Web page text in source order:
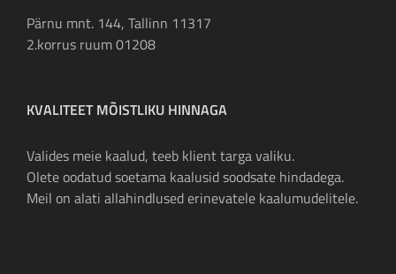
Pärnu mnt. 144, Tallinn 11317
2.korrus ruum 01208
KVALITEET MÕISTLIKU HINNAGA
Valides meie kaalud, teeb klient targa valiku.
Olete oodatud soetama kaalusid soodsate hindadega.
Meil on alati allahindlused erinevatele kaalumudelitele.